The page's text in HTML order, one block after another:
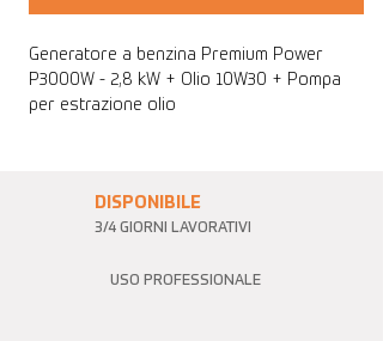
Generatore a benzina Premium Power
P3000W - 2,8 kW + Olio 10W30 + Pompa
per estrazione olio
DISPONIBILE
3/4 GIORNI LAVORATIVI
USO PROFESSIONALE